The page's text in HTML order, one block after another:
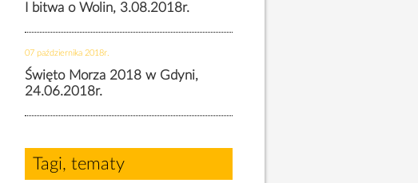
I bitwa o Wolin, 3.08.2018r.
07 października 2018r.
Święto Morza 2018 w Gdyni,
24.06.2018r.
Tagi, tematy